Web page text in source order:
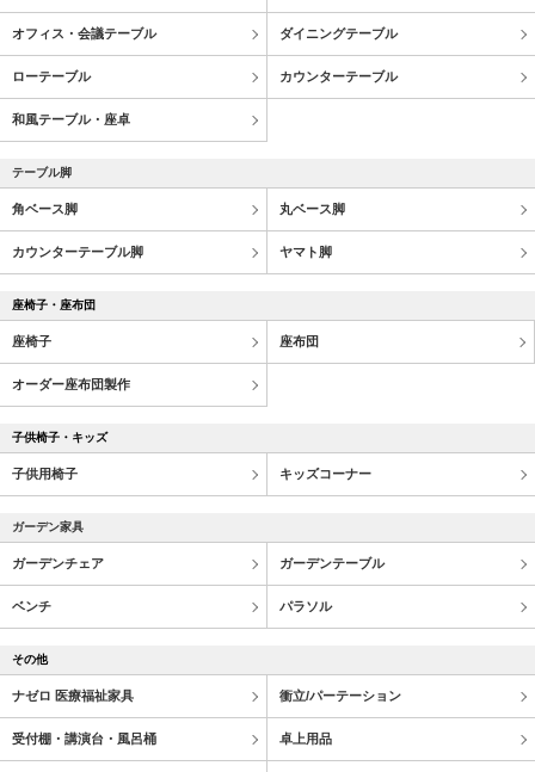
オフィス・会議テーブル ダイニングテーブル
ローテーブル カウンターテーブル
和風テーブル・座卓
テーブル脚
角ベース脚 丸ベース脚
カウンターテーブル脚 ヤマト脚
座椅子・座布団
座椅子 座布団
オーダー座布団製作
子供椅子・キッズ
子供用椅子 キッズコーナー
ガーデン家具
ガーデンチェア ガーデンテーブル
ベンチ パラソル
その他
ナゼロ 医療福祉家具 衝立/パーテーション
受付棚・講演台・風呂桶 卓上用品